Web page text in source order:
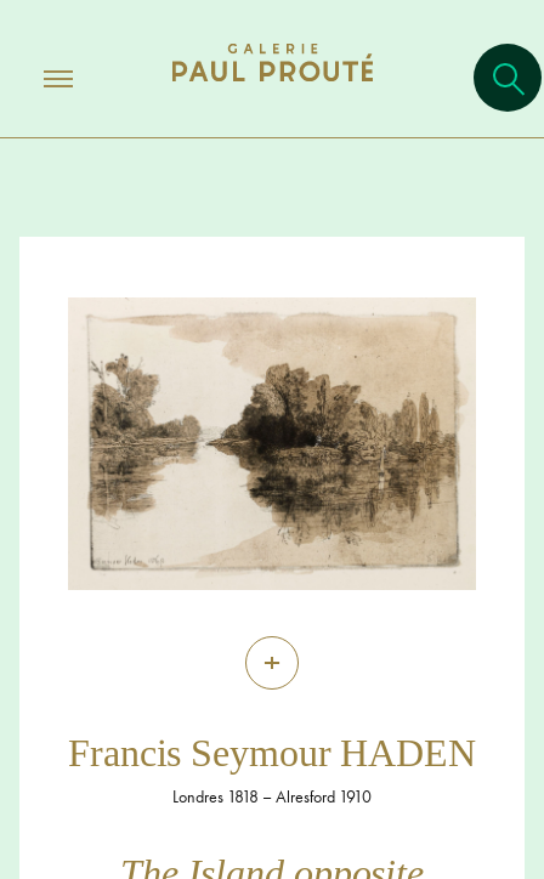
+
Francis Seymour HADEN
Londres 1818 – Alresford 1910